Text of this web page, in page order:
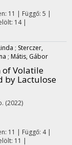
11 | Függő: 5 |
14 |
; Sterczer,
; Mátis, Gábor
Volatile
by Lactulose
(2022)
11 | Függő: 4 |
11 |